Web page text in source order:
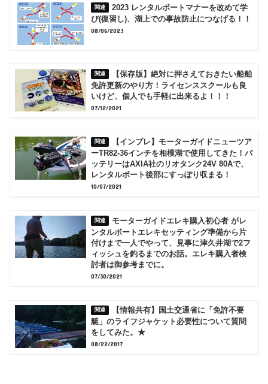
2023 レンタルボートマナーを改めて学
び(復習し)、湖上での事故防止につなげる！！
08/06/2023
【保存版】絶対に押さえておきたい船舶
免許更新のやり方！ライセンススクールも良
いけど、個人でも手軽に出来るよ！！！
07/12/2021
【インプレ】モーターガイドニューツア
ーTR82-36インチを相模湖で使用してきた！バ
ッテリーはAXIA社のリオタンク24V 80Aで、
レンタルボート後部にすっぽり収まる！
10/07/2021
モーターガイドエレキ購入初心者 がレ
ンタルボートエレキセッティング準備から片
付けまで一人でやって、見事に津久井湖で2フ
ィッシュを釣るまでのお話。エレキ購入者検
討者は御参考までに。
07/30/2021
【情報共有】国土交通省に「免許不要
艇」のライフジャケット必要性について質問
をしてみた。★
08/22/2017